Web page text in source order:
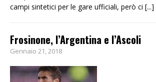
campi sintetici per le gare ufficiali, però ci [...]
Frosinone, l’Argentina e l’Ascoli
Gennaio 21, 2018